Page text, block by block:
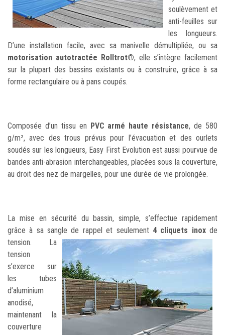
soulèvement et
anti-feuilles sur
les longueurs.
D’une installation facile, avec sa manivelle démultipliée, ou sa
motorisation autotractée Rolltrot®, elle s’intègre facilement
sur la plupart des bassins existants ou à construire, grâce à sa
forme rectangulaire ou à pans coupés.
Composée d’un tissu en PVC armé haute résistance, de 580
g/m², avec des trous prévus pour l’évacuation et des ourlets
soudés sur les longueurs, Easy First Evolution est aussi pourvue de
bandes anti-abrasion interchangeables, placées sous la couverture,
au droit des nez de margelles, pour une durée de vie prolongée.
La mise en sécurité du bassin, simple, s’effectue rapidement
grâce à sa sangle de rappel et seulement 4 cliquets inoxde
tension. La
tension
s’exerce sur
les tubes
d’aluminium
anodisé,
maintenant la
couverture